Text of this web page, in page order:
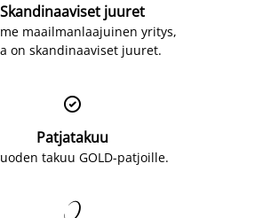
Skandinaaviset juuret
maailmanlaajuinen yritys,
on skandinaaviset juuret.

Patjatakuu
takuu GOLD-patjoille.
